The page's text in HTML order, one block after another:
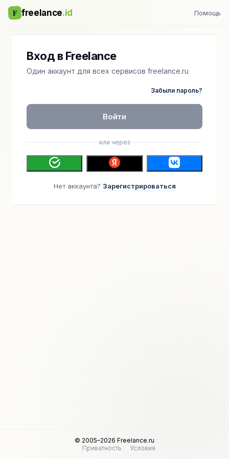
F freelance.id Помощь
Вход в Freelance
Один аккаунт для всех сервисов freelance.ru
Забыли пароль?
Войти
или через
Нет аккаунта? Зарегистрироваться
© 2005–2026 Freelance.ru
Приватность
Условия